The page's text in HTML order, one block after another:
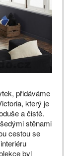
přidáváme
který je
a čistě.
stěnami
cestou se
byl